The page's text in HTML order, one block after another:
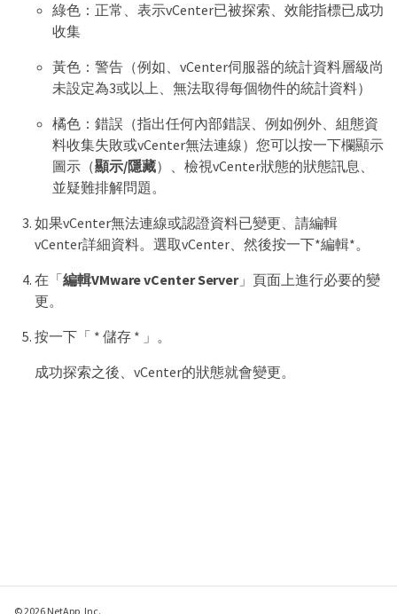
綠色：正常、表示vCenter已被探索、效能指標已成功
收集
黃色：警告（例如、vCenter伺服器的統計資料層級尚
未設定為3或以上、無法取得每個物件的統計資料）
橘色：錯誤（指出任何內部錯誤、例如例外、組態資
料收集失敗或vCenter無法連線）您可以按一下欄顯示
圖示（顯示/隱藏）、檢視vCenter狀態的狀態訊息、
並疑難排解問題。
如果vCenter無法連線或認證資料已變更、請編輯
vCenter詳細資料。選取vCenter、然後按一下*編輯*。
在「編輯VMware vCenter Server」頁面上進行必要的變
更。
按一下「 * 儲存 * 」。
成功探索之後、vCenter的狀態就會變更。
© 2026 NetApp, Inc.